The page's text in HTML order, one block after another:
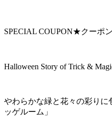
SPECIAL COUPON★クーポ
Halloween Story of Trick &
やわらかな緑と花々の彩りに
ッゲルーム」